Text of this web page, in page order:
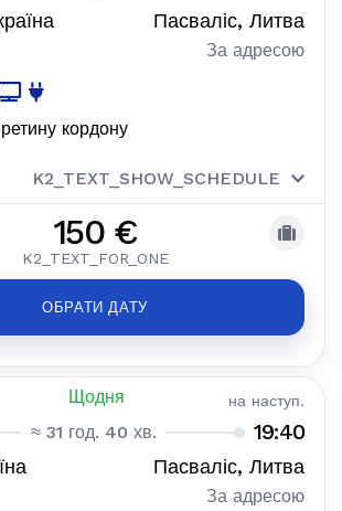
Пасваліс, Литва
За адресою
кордону
K2_TEXT_SHOW_SCHEDULE
150 €
K2_TEXT_FOR_ONE
ОБРАТИ ДАТУ
Щодня на наступ.
≈ 31 год. 40 хв. 19:40
Пасваліс, Литва
За адресою